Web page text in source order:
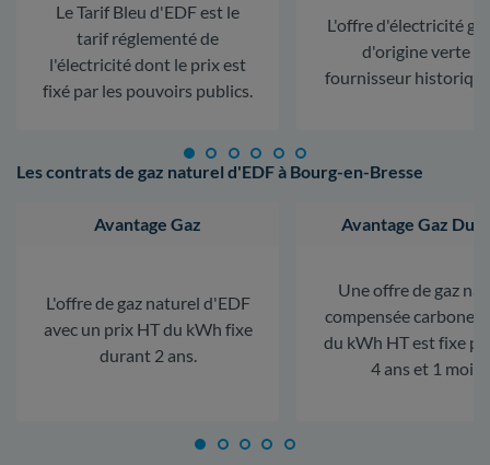
Le Tarif Bleu d'EDF est le
tarif réglementé de
l'électricité dont le prix est
fixé par les pouvoirs publics.
L'offre d'électricité
d'origine verte
fournisseur
Les contrats de gaz naturel d'EDF à Bourg-en-Bresse
Avantage Gaz
L'offre de gaz naturel d'EDF
avec un prix HT du kWh fixe
durant 2 ans.
Avantage Gaz
Une offre de gaz
compensée carbone.
du kWh HT est fixe
4 ans et 1 mois.